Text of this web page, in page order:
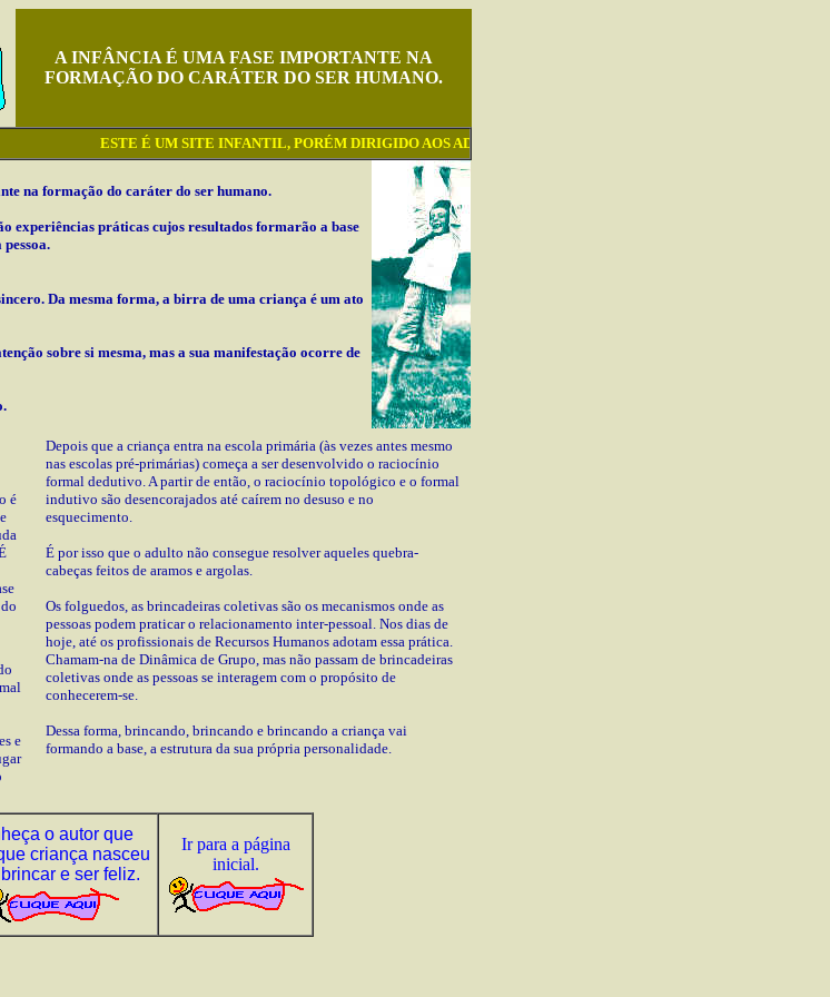
A INFÂNCIA É UMA FASE IMPORTANTE NA
FORMAÇÃO DO CARÁTER DO SER HUMANO.
ESTE É UM SITE INFANTIL, PORÉM DIRIGIDO AOS ADULTOS ...
na formação do caráter do ser humano.
experiências práticas cujos resultados formarão a base
Da mesma forma, a birra de uma criança é um ato
sobre si mesma, mas a sua manifestação ocorre de
é
e
Depois que a criança entra na escola primária (às vezes antes mesmo
nas escolas pré-primárias) começa a ser desenvolvido o raciocínio
formal dedutivo. A partir de então, o raciocínio topológico e o formal
indutivo são desencorajados até caírem no desuso e no
esquecimento.
É por isso que o adulto não consegue resolver aqueles quebra-
cabeças feitos de aramos e argolas.
Os folguedos, as brincadeiras coletivas são os mecanismos onde as
pessoas podem praticar o relacionamento inter-pessoal. Nos dias de
hoje, até os profissionais de Recursos Humanos adotam essa prática.
Chamam-na de Dinâmica de Grupo, mas não passam de brincadeiras
coletivas onde as pessoas se interagem com o propósito de
conhecerem-se.
Dessa forma, brincando, brincando e brincando a criança vai
formando a base, a estrutura da sua própria personalidade.
o autor que
criança nasceu
e ser feliz.
Ir para a página
inicial.